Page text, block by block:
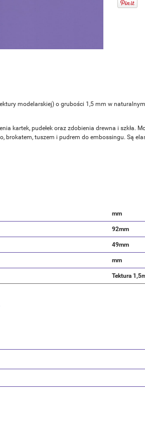
modelarskiej) o grubości 1,5 mm w
kartek, pudełek oraz zdobienia drewna i
brokatem, tuszem i pudrem do embossingu. Są
mm
92mm
49mm
mm
Tektura